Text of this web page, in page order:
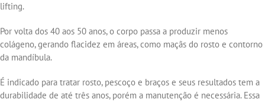
lifting.
Por volta dos 40 aos 50 anos, o corpo passa a produzir menos
colágeno, gerando flacidez em áreas, como maçãs do rosto e contorno
da mandíbula.
É indicado para tratar rosto, pescoço e braços e seus resultados tem a
durabilidade de até três anos, porém a manutenção é necessária. Essa